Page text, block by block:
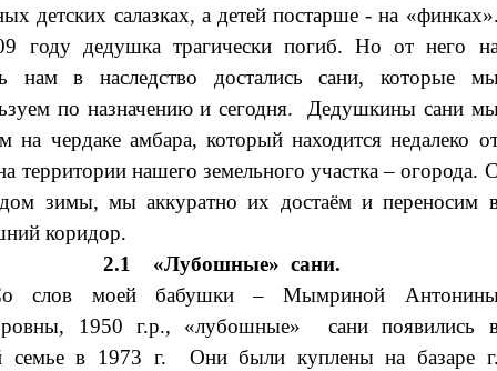
детских салазках, а детей постарше - на
году дедушка трагически погиб. Но от него
нам в наследство достались сани, которые
по назначению и сегодня. Дедушкины сани
на чердаке амбара, который находится недалеко
территории нашего земельного участка – огорода.
зимы, мы аккуратно их достаём и переносим
коридор.
2.1 «Лубошные» сани.
слов моей бабушки – Мымриной
1950 г.р., «лубошные» сани появились
семье в 1973 г. Они были куплены на базаре